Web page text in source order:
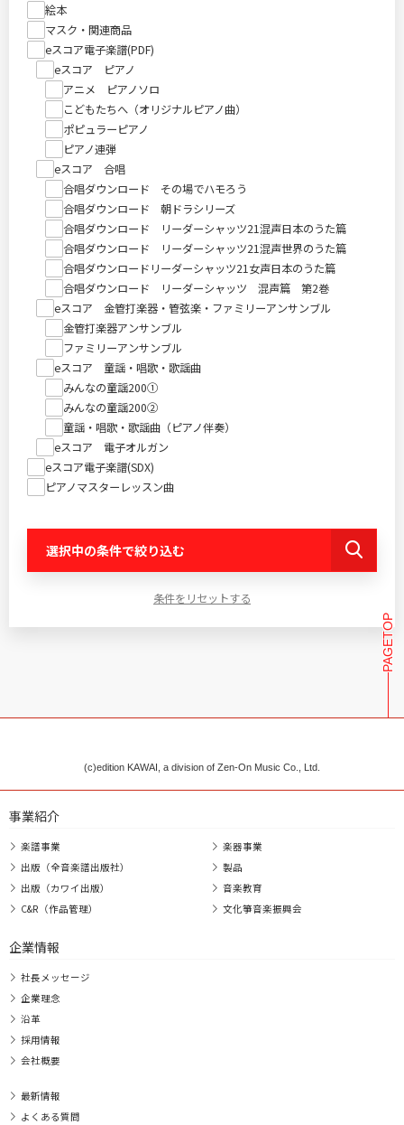
絵本
マスク・関連商品
eスコア電子楽譜(PDF)
eスコア ピアノ
アニメ ピアノソロ
こどもたちへ（オリジナルピアノ曲）
ポピュラーピアノ
ピアノ連弾
eスコア 合唱
合唱ダウンロード その場でハモろう
合唱ダウンロード 朝ドラシリーズ
合唱ダウンロード リーダーシャッツ21混声日本のうた篇
合唱ダウンロード リーダーシャッツ21混声世界のうた篇
合唱ダウンロードリーダーシャッツ21女声日本のうた篇
合唱ダウンロード リーダーシャッツ 混声篇 第2巻
eスコア 金管打楽器・管弦楽・ファミリーアンサンブル
金管打楽器アンサンブル
ファミリーアンサンブル
eスコア 童謡・唱歌・歌謡曲
みんなの童謡200①
みんなの童謡200②
童謡・唱歌・歌謡曲（ピアノ伴奏）
eスコア 電子オルガン
eスコア電子楽譜(SDX)
ピアノマスターレッスン曲
選択中の条件で絞り込む
条件をリセットする
PAGETOP
(c)edition KAWAI, a division of Zen-On Music Co., Ltd.
事業紹介
楽譜事業
出版（全音楽譜出版社）
出版（カワイ出版）
C&R（作品管理）
楽器事業
製品
音楽教育
文化箏音楽振興会
企業情報
社長メッセージ
企業理念
沿革
採用情報
会社概要
最新情報
よくある質問